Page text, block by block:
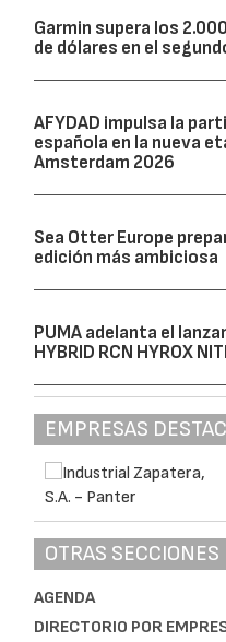
Garmin supera los
de dólares en el
AFYDAD impulsa la
española en la nueva
Amsterdam 2026
Sea Otter Europe
edición más ambiciosa
PUMA adelanta el
HYBRID RCN HYROX
EMPRESAS
OTRAS SECCIONES
AGENDA
DIRECTORIO POR